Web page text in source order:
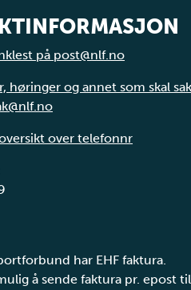
på post@nlf.no
høringer og annet som skal
over telefonnr
har EHF faktura.
å sende faktura pr. epost